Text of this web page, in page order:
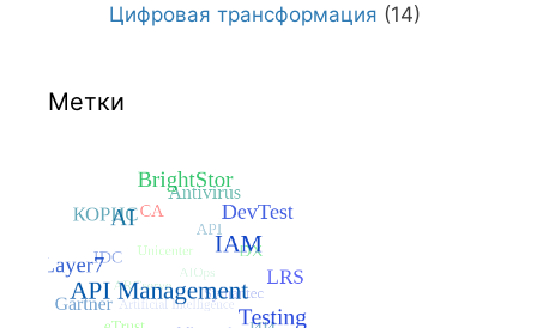
Цифровая трансформация (14)
Метки